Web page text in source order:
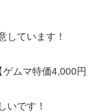
しています！
ムマ特価4,000円
いです！